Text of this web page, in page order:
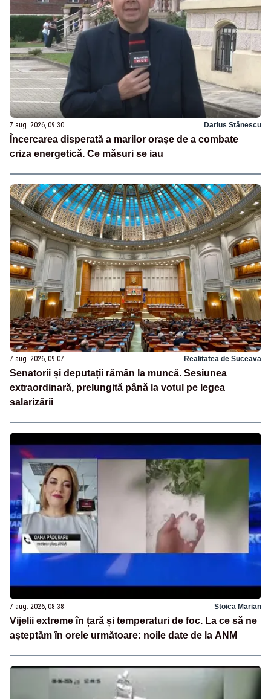
7 aug. 2026, 09:30 Darius Stănescu
Încercarea disperată a marilor orașe de a combate
criza energetică. Ce măsuri se iau
7 aug. 2026, 09:07 Realitatea de Suceava
Senatorii și deputații rămân la muncă. Sesiunea
extraordinară, prelungită până la votul pe legea
salarizării
7 aug. 2026, 08:38 Stoica Marian
Vijelii extreme în țară și temperaturi de foc. La ce să ne
așteptăm în orele următoare: noile date de la ANM